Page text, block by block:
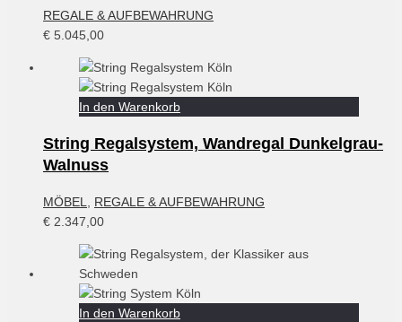
REGALE & AUFBEWAHRUNG
€ 5.045,00
In den Warenkorb
String Regalsystem, Wandregal Dunkelgrau-
Walnuss
MÖBEL
REGALE & AUFBEWAHRUNG
€ 2.347,00
In den Warenkorb